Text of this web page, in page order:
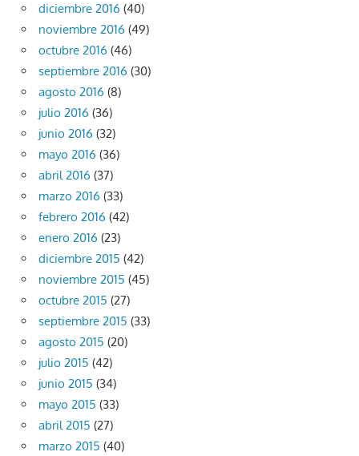
diciembre 2016 (40)
noviembre 2016 (49)
octubre 2016 (46)
septiembre 2016 (30)
agosto 2016 (8)
julio 2016 (36)
junio 2016 (32)
mayo 2016 (36)
abril 2016 (37)
marzo 2016 (33)
febrero 2016 (42)
enero 2016 (23)
diciembre 2015 (42)
noviembre 2015 (45)
octubre 2015 (27)
septiembre 2015 (33)
agosto 2015 (20)
julio 2015 (42)
junio 2015 (34)
mayo 2015 (33)
abril 2015 (27)
marzo 2015 (40)